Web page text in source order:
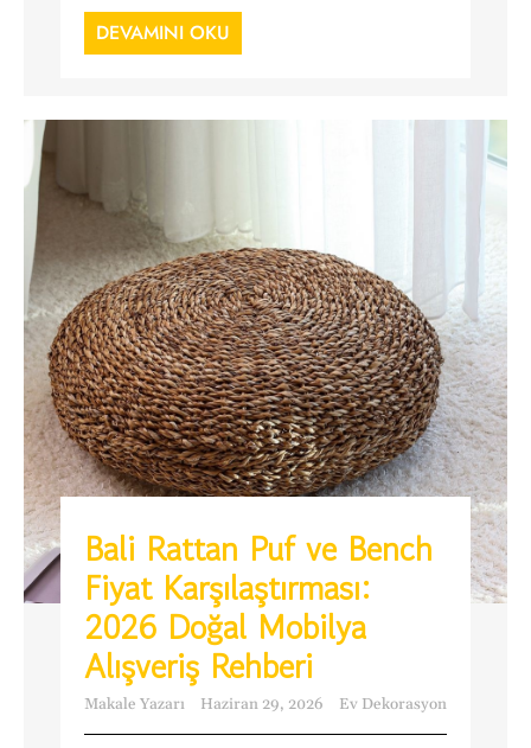
DEVAMINI OKU
Bali Rattan Puf ve Bench
Fiyat Karşılaştırması:
2026 Doğal Mobilya
Alışveriş Rehberi
Makale Yazarı Haziran 29, 2026 Ev Dekorasyon